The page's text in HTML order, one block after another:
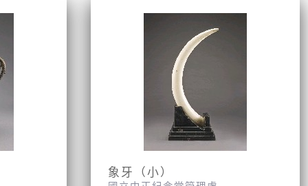
象牙（小）